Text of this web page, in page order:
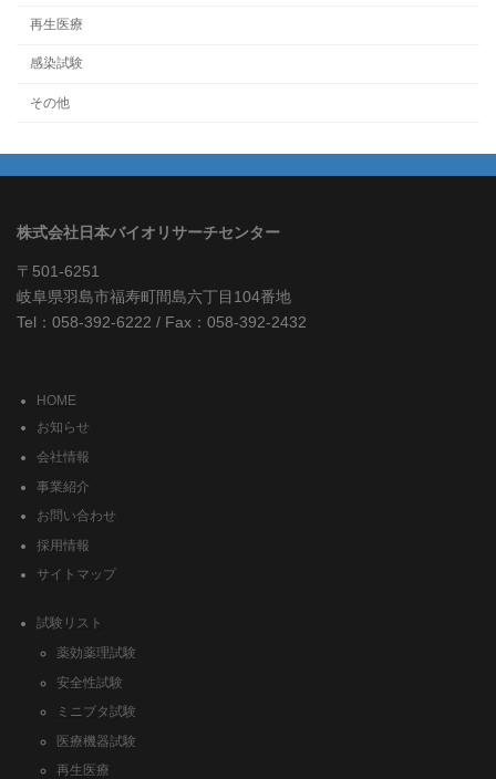
再生医療
感染試験
その他
株式会社日本バイオリサーチセンター
〒501-6251
岐阜県羽島市福寿町間島六丁目104番地
Tel：058-392-6222 / Fax：058-392-2432
HOME
お知らせ
会社情報
事業紹介
お問い合わせ
採用情報
サイトマップ
試験リスト
薬効薬理試験
安全性試験
ミニブタ試験
医療機器試験
再生医療